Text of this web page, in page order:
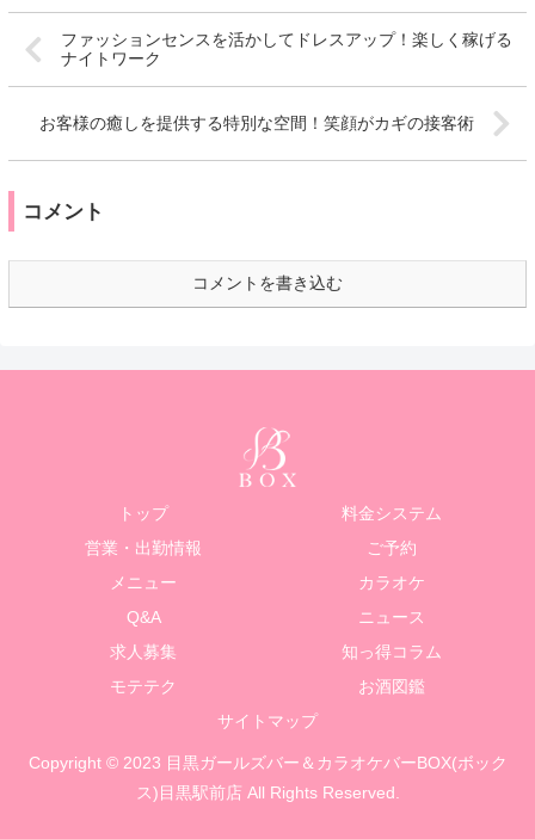
ファッションセンスを活かしてドレスアップ！楽しく稼げる
ナイトワーク
お客様の癒しを提供する特別な空間！笑顔がカギの接客術
コメント
コメントを書き込む
トップ
料金システム
営業・出勤情報
ご予約
メニュー
カラオケ
Q&A
ニュース
求人募集
知っ得コラム
モテテク
お酒図鑑
サイトマップ
Copyright © 2023 目黒ガールズバー＆カラオケバーBOX(ボック
ス)目黒駅前店 All Rights Reserved.